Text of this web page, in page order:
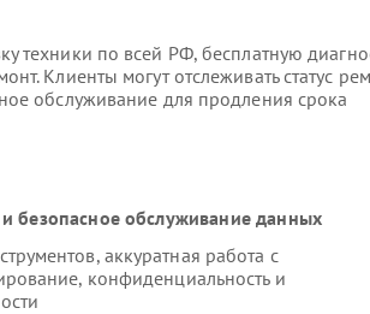
техники по всей РФ, бесплатную
Клиенты могут отслеживать статус
обслуживание для продления срока
безопасное обслуживание данных
аккуратная работа с
конфиденциальность и